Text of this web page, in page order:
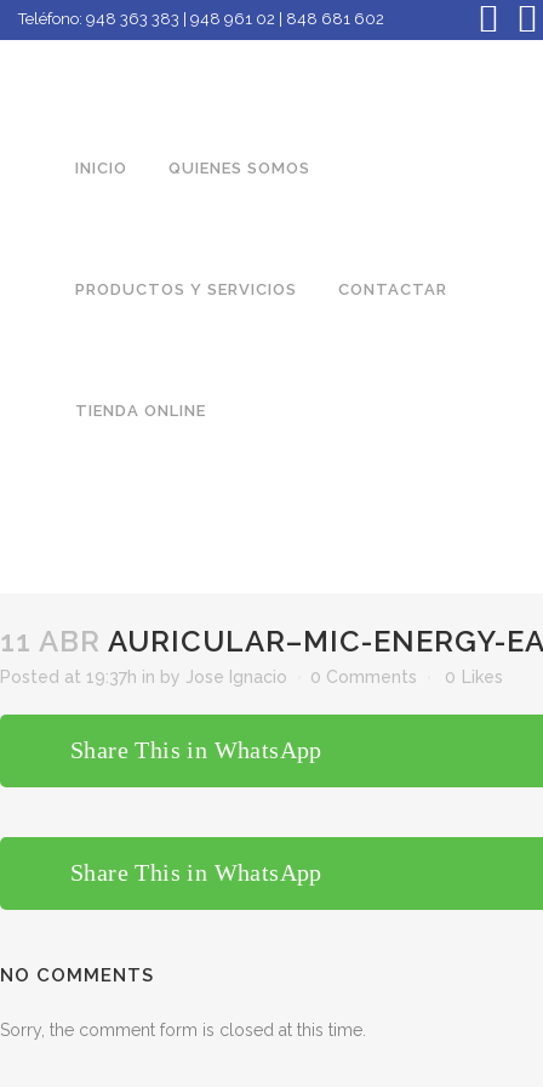
Teléfono: 948 363 383 | 948 961 02 | 848 681 602
INICIO QUIENES SOMOS
PRODUCTOS Y SERVICIOS CONTACTAR
TIENDA ONLINE
11 ABR AURICULAR–MIC-ENERGY-
Posted at 19:37h in by Jose Ignacio 0 Comments 0 Likes
Share This in WhatsApp
Share This in WhatsApp
NO COMMENTS
Sorry, the comment form is closed at this time.